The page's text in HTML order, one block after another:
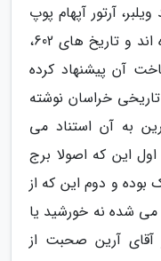
آرتور آپهام پوپ
آن را در شمار برج مقبره ها قرار داده اند و تاریخ های 602،
ساخت آن پیشنهاد کرده
خراسان نوشته
به آن استناد می
این که اصولا برج
بوده و دوم این که از
می شده نه خورشید یا
آقای آرین صحبت از